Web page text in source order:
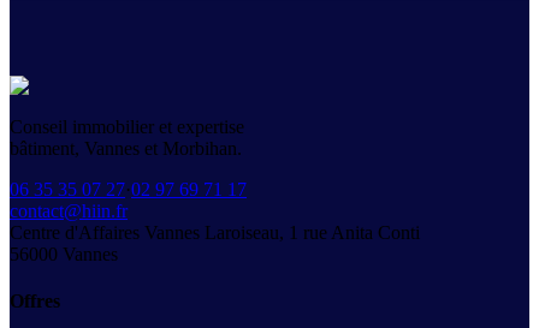
Conseil immobilier et expertise
bâtiment, Vannes et Morbihan.
06 35 35 07 27·02 97 69 71 17
contact@hiin.fr
Centre d'Affaires Vannes Laroiseau, 1 rue Anita Conti
56000 Vannes
Offres